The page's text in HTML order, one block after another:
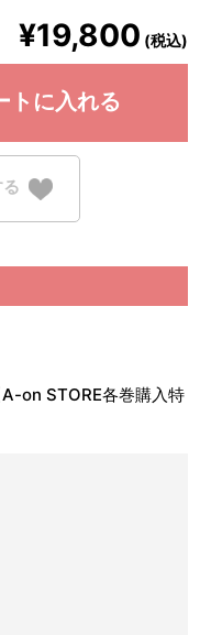
¥19,800 (税込)
トに入れる
on STORE各巻購入特